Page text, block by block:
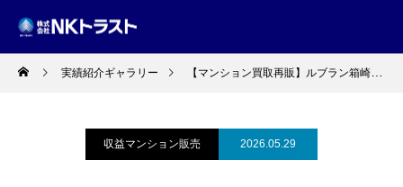
実績紹介ギャラリー 【マンション買取再販】ルブラン箱崎2戸
収益マンション販売 2026.05.29